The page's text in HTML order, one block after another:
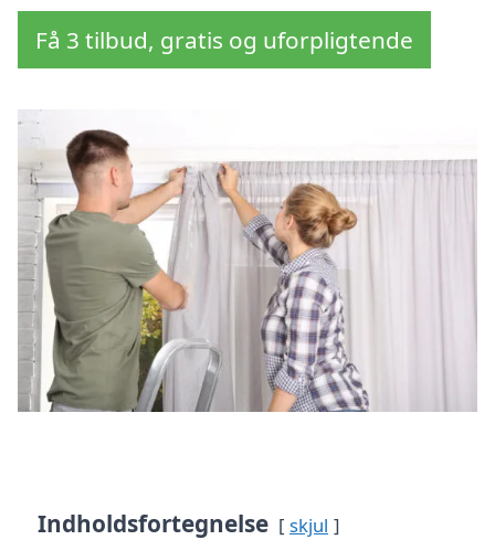
Få 3 tilbud, gratis og uforpligtende
Indholdsfortegnelse skjul